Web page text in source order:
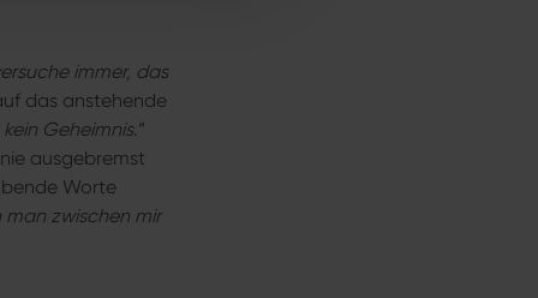
immer, das
das anstehende
Geheimnis.“
ausgebremst
Worte
zwischen mir